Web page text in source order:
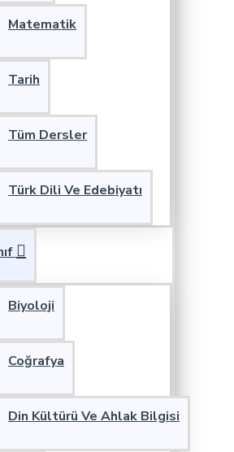
Matematik
Tarih
Tüm Dersler
Türk Dili Ve Edebiyatı
Biyoloji
Coğrafya
Din Kültürü Ve Ahlak Bilgisi